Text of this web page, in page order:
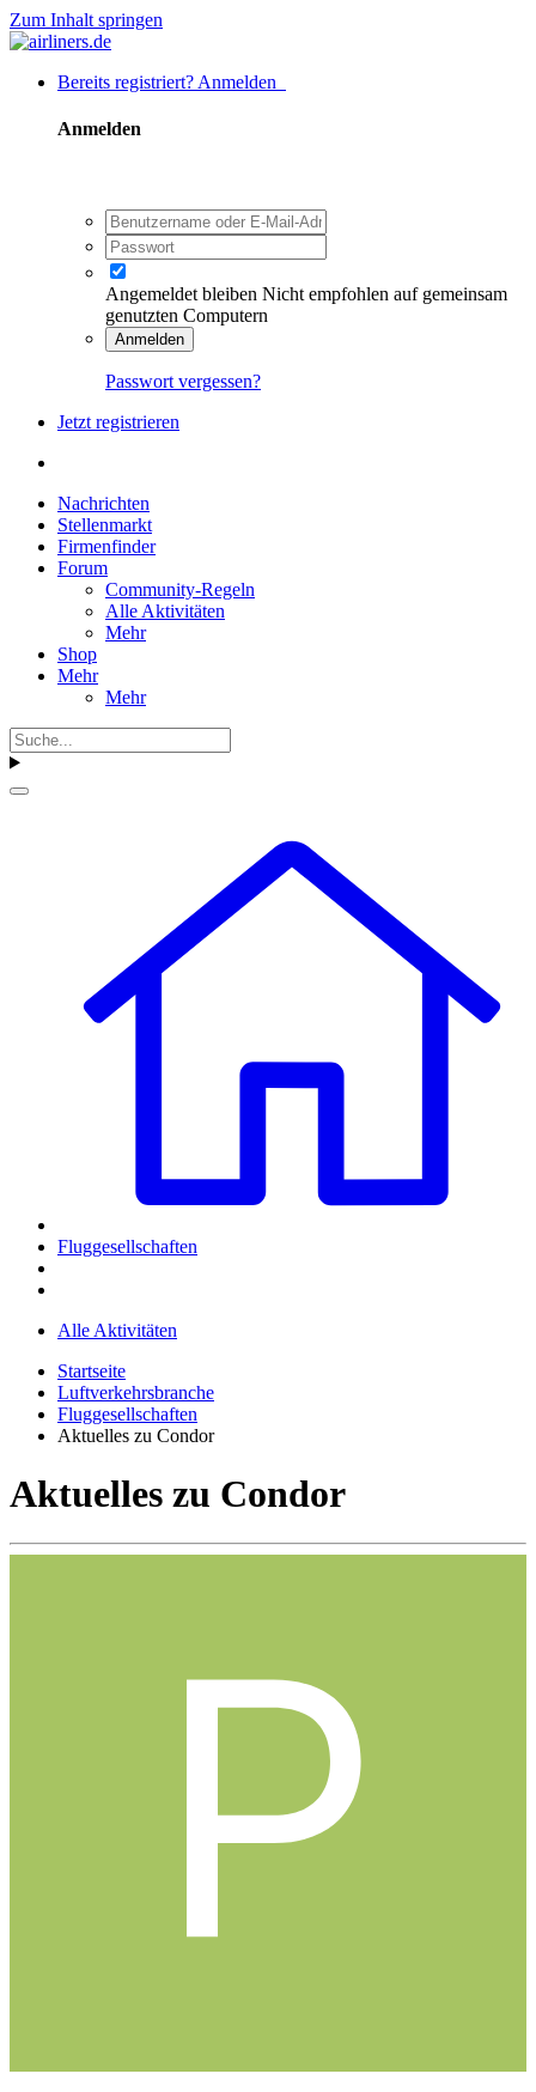
Zum Inhalt springen
Bereits registriert? Anmelden
Anmelden
Angemeldet bleiben Nicht empfohlen auf gemeinsam
genutzten Computern
Anmelden
Passwort vergessen?
Jetzt registrieren
Nachrichten
Stellenmarkt
Firmenfinder
Forum
Community-Regeln
Alle Aktivitäten
Mehr
Shop
Mehr
Mehr
Fluggesellschaften
Alle Aktivitäten
Startseite
Luftverkehrsbranche
Fluggesellschaften
Aktuelles zu Condor
Aktuelles zu Condor